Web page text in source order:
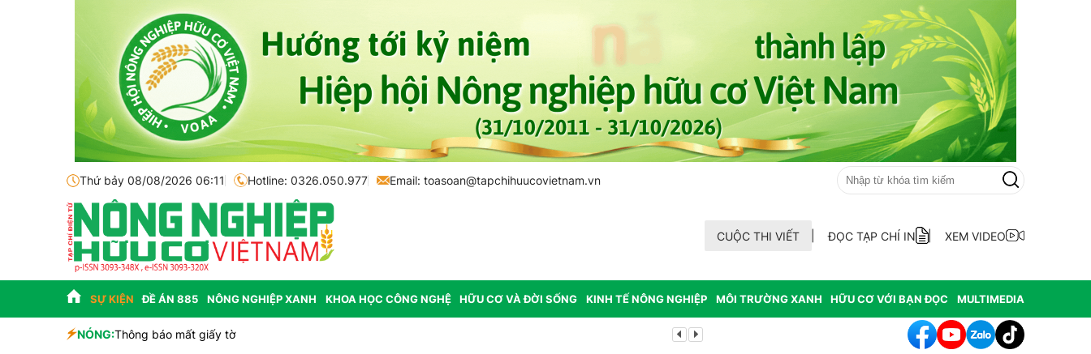
Thứ bảy 08/08/2026 06:11 Hotline: 0326.050.977 Email: toasoan@tapchihuucovietnam.vn
CUỘC THI VIẾT ĐỌC TẠP CHÍ IN XEM VIDEO
SỰ KIỆN ĐỀ ÁN 885 NÔNG NGHIỆP XANH KHOA HỌC CÔNG NGHỆ HỮU CƠ VÀ ĐỜI SỐNG KINH TẾ NÔNG NGHIỆP MÔI TRƯỜNG XANH HỮU CƠ VỚI BẠN ĐỌC MULTIMEDIA
NÓNG:Thông báo mất giấy tờ Lâm Đồng: Không hợp thức hóa diện tích đất vi phạm có nguồn gốc từ phá rừng